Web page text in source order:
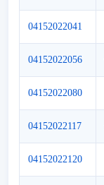
04152022041
04152022056
04152022080
04152022117
04152022120